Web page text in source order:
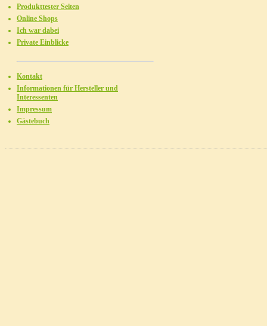
Produkttester Seiten
Online Shops
Ich war dabei
Private Einblicke
Kontakt
Informationen für Hersteller und
Interessenten
Impressum
Gästebuch